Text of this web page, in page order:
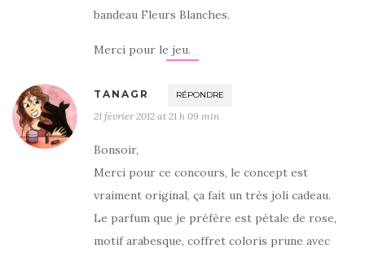
bandeau Fleurs Blanches.
Merci pour le jeu.
TANAGR RÉPONDRE
21 février 2012 at 21 h 09 min
Bonsoir,
Merci pour ce concours, le concept est
vraiment original, ça fait un très joli cadeau.
Le parfum que je préfère est pétale de rose,
motif arabesque, coffret coloris prune avec